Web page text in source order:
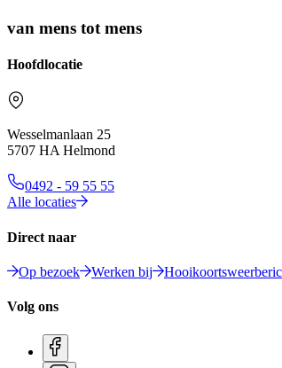
van mens tot mens
Hoofdlocatie
Wesselmanlaan 25
5707 HA Helmond
0492 - 59 55 55
Alle locaties
Direct naar
Op bezoek Werken bij
Volg ons